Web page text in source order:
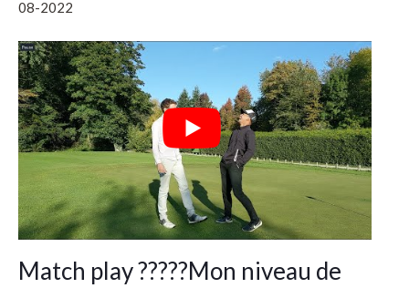
08-2022
Match play ?????Mon niveau de